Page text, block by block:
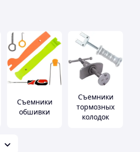
Съемники
обшивки
Съемники
тормозных
колодок